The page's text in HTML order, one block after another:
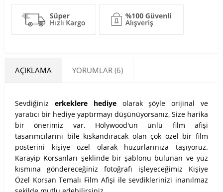
AÇIKLAMA YORUMLAR (6)
Sevdiğiniz erkeklere hediyeolarak şöyle orijinal ve
yaratıcı bir hediye yaptırmayı düşünüyorsanız, Size harika
bir önerimiz var. Holywood'un ünlü film afişi
tasarımcılarını bile kıskandıracak olan çok özel bir film
posterini kişiye özel olarak huzurlarınıza taşıyoruz.
Karayip Korsanları şeklinde bir şablonu bulunan ve yüz
kısmına göndereceğiniz fotoğrafı işleyeceğimiz Kişiye
Özel Korsan Temalı Film Afişi ile sevdiklerinizi inanılmaz